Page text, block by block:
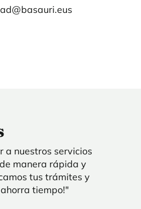
a nuestros servicios
manera rápida y
tus trámites y
tiempo!"